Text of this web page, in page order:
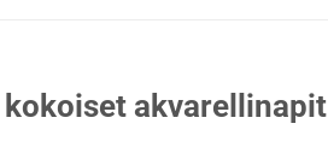
akvarellinapit